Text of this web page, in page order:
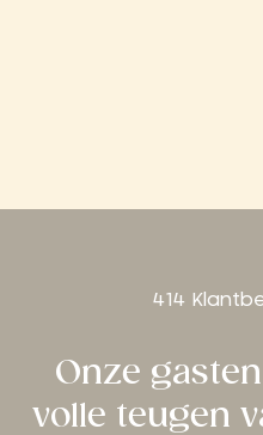
414
Onze
volle teugen